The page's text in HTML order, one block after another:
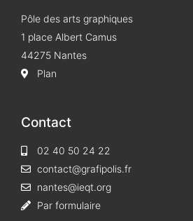
Pôle des arts graphiques
1 place Albert Camus
44275 Nantes
Plan
Contact
02 40 50 24 22
contact@grafipolis.fr
nantes@ieqt.org
Par formulaire